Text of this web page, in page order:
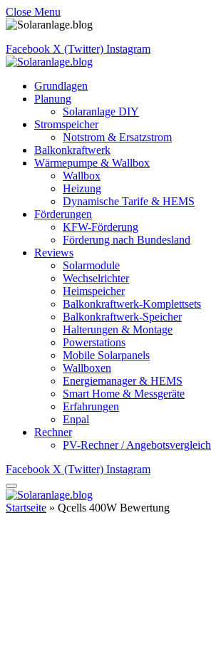
Close Menu
Facebook X (Twitter) Instagram
Grundlagen
Planung
Solaranlage DIY
Stromspeicher
Notstrom & Ersatzstrom
Balkonkraftwerk
Wärmepumpe & Wallbox
Wallbox
Heizung
Dynamische Tarife & HEMS
Förderungen
KFW-Förderung
Förderung nach Bundesland
Reviews
Solarmodule
Wechselrichter
Heimspeicher
Balkonkraftwerk-Komplettsets
Balkonkraftwerk-Speicher
Halterungen & Montage
Powerstations
Mobile Solarpanels
Wallboxen
Energiemanager & HEMS
Smart Home & Messgeräte
Erfahrungen
Enpal
Rechner
PV-Rechner / Angebotsvergleich
Facebook X (Twitter) Instagram
Startseite » Qcells 400W Bewertung